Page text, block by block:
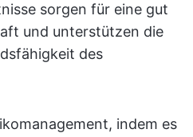
sorgen für eine gut
und unterstützen die
des
indem es